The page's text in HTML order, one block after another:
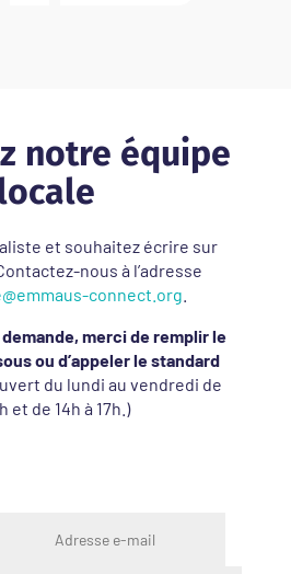
notre équipe
et souhaitez écrire sur
nous à l’adresse
connect.org
merci de remplir le
ou d’appeler le standard
du lundi au vendredi de
et de 14h à 17h.)